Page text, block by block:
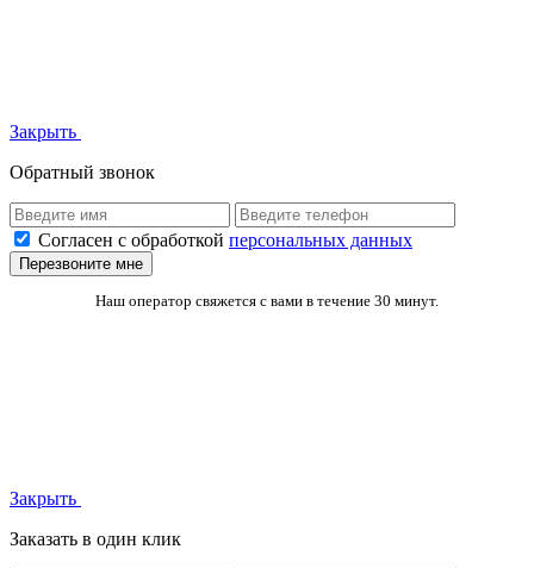
Закрыть
Обратный звонок
Согласен с обработкой персональных данных
Перезвоните мне
Наш оператор свяжется с вами в течение 30 минут.
Закрыть
Заказать в один клик